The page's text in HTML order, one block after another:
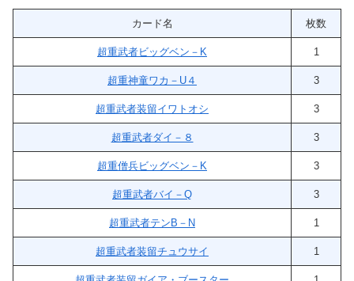
カード名 枚数
超重武者ビッグベン－K 1
超重神童ワカ－U４ 3
超重武者装留イワトオシ 3
超重武者ダイ－８ 3
超重僧兵ビッグベン－K 3
超重武者バイ－Q 3
超重武者テンB－N 1
超重武者装留チュウサイ 1